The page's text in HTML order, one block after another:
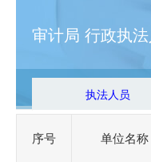
生态环境局博野
自然资源和规划局
交通运输局
审计局 行政执法
执法人员
序号 单位名称